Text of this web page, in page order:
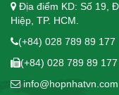
Địa điểm KD: Số 19,
Hiệp, TP. HCM.
(+84) 028 789 89 177
(+84) 028 789 89 177
info@hopnhatvn.com